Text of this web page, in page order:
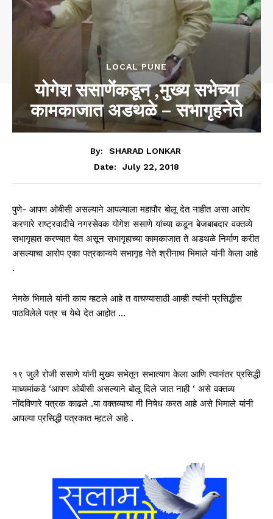
LOCAL PUNE
योगेश ससाणेंंकडून ,मुख्य सभेच्या
कामकाजात अडथळे – सभागृहनेते
By:
SHARAD LONKAR
Date:
July 22, 2018
पुणे- आपण ओबीसी असल्याने आपल्याला महापौर बोलू देत नाहीत असा आरोप
करणारे राष्ट्रवादीचे नगरसेवक योगेश ससाणे यांच्या कडून बेजबाबदार वक्तव्ये
सभागृहात करण्यात येत असून सभागृहाच्या कामकाजात ते अडथळे निर्माण करीत
असल्याचा आरोप एका पत्रकान्वये सभागृह नेते श्रीनाथ भिमाले यांनी केला आहे
.
नेमके भिमाले यांनी काय म्हटले आहे त वाचण्यासाठी आम्ही त्यांनी प्रसिद्धीस
पाठविलेले पत्र च येथे देत आहोत …
१९ जुलै रोजी ससाणे यांनी मुख्य सभेतून सभात्याग केला आणि त्यानंतर प्रसिद्धी
माध्यमांकडे ‘आपण ओबीसी असल्याने बोलू दिले जात नाही ‘ असे वक्तव्य
नोंदविणारे पत्रक काढले .या वक्तव्याचा मी निषेध करत आहे असे भिमाले यांनी
आपल्या प्रसिद्धी पत्रकात म्हटले आहे .